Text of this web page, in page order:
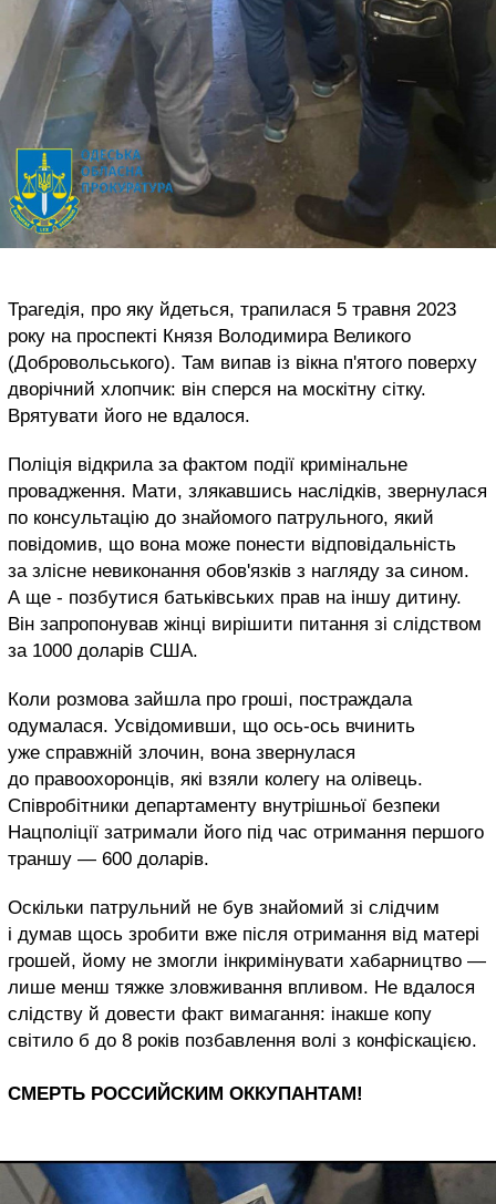
Трагедія, про яку йдеться, трапилася 5 травня 2023
року на проспекті Князя Володимира Великого
(Добровольського). Там випав із вікна п'ятого поверху
дворічний хлопчик: він сперся на москітну сітку.
Врятувати його не вдалося.
Поліція відкрила за фактом події кримінальне
провадження. Мати, злякавшись наслідків, звернулася
по консультацію до знайомого патрульного, який
повідомив, що вона може понести відповідальність
за злісне невиконання обов'язків з нагляду за сином.
А ще - позбутися батьківських прав на іншу дитину.
Він запропонував жінці вирішити питання зі слідством
за 1000 доларів США.
Коли розмова зайшла про гроші, постраждала
одумалася. Усвідомивши, що ось-ось вчинить
уже справжній злочин, вона звернулася
до правоохоронців, які взяли колегу на олівець.
Співробітники департаменту внутрішньої безпеки
Нацполіції затримали його під час отримання першого
траншу — 600 доларів.
Оскільки патрульний не був знайомий зі слідчим
і думав щось зробити вже після отримання від матері
грошей, йому не змогли інкримінувати хабарництво —
лише менш тяжке зловживання впливом. Не вдалося
слідству й довести факт вимагання: інакше копу
світило б до 8 років позбавлення волі з конфіскацією.
СМЕРТЬ РОССИЙСКИМ ОККУПАНТАМ!